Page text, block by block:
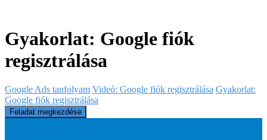
Gyakorlat: Google fiók
regisztrálása
Google Ads tanfolyam Videó: Google fiók regisztrálása Gyakorlat:
Google fiók regisztrálása